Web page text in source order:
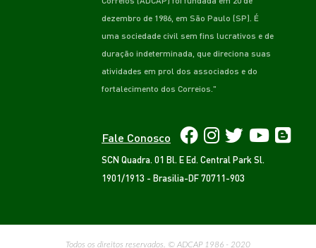
dezembro de 1986, em São Paulo (SP). É
uma sociedade civil sem fins lucrativos e de
duração indeterminada, que direciona suas
atividades em prol dos associados e do
fortalecimento dos Correios."
Fale Conosco
SCN Quadra. 01 Bl. E Ed. Central Park Sl.
1901/1913 - Brasilia-DF 70711-903
Todos os direitos reservados. © ADCAP 1986 - 2020